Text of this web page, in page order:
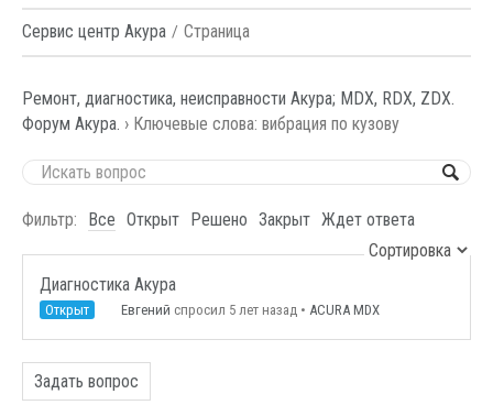
Сервис центр Акура Страница
Ремонт, диагностика, неисправности Акура; MDX, RDX, ZDX.
Форум Акура. › Ключевые слова: вибрация по кузову
Фильтр: Все Открыт Решено Закрыт Ждет ответа
Диагностика Акура
Открыт Евгений спросил 5 лет назад • ACURA MDX
Задать вопрос